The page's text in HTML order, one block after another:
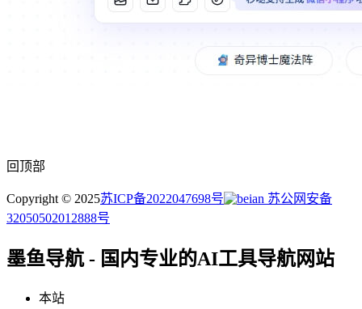
回顶部
Copyright © 2025苏ICP备2022047698号
苏公网安备
32050502012888号
墨鱼导航 - 国内专业的AI工具导航网站
本站